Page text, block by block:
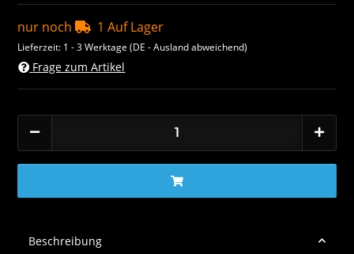
nur noch 1 Auf Lager
Lieferzeit: 1 - 3 Werktage(DE - Ausland abweichend)
Frage zum Artikel
Beschreibung